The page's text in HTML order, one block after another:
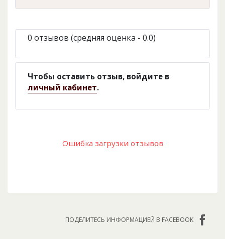
0 отзывов (средняя оценка - 0.0)
Чтобы оставить отзыв, войдите в
личный кабинет.
Ошибка загрузки отзывов
ПОДЕЛИТЕСЬ ИНФОРМАЦИЕЙ В FACEBOOK